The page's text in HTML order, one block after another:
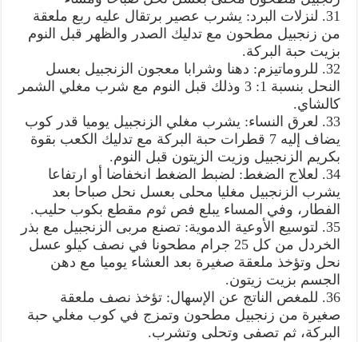
31. لنزلات البرد: يشرب عصير برتقال عليه ربع ملعقة
من زنجبيل مطحون مع تدليك الصدر والظهر قبل النوم
بزيت حبة البركة.
32. للروماتيزم: دهنا وشرابا معجون الزنجبيل بعسل
النحل بنسبة 1: 3 وذلك قبل النوم مع شرب مغلي الشمر
كالشاي.
33. لعرق النساء: يشرب مغلي الزنجبيل يوميا قدر كوب
يضاف إليه 7 قطرات حبة البركة مع تدليك الكعب بقوة
بكريم الزنجبيل وزيت الزيتون قبل النوم.
34. لعلاج الضغط: لضبط الضغط انخفاضا أو ارتفاعا
يشرب الزنجبيل مغليا محلى بعسل نحل صباحا بعد
الفطار، وفي المساء يبلع فص ثوم مقطع بكوب حليب.
35. لتوسيع الأوعية الدموية: تصنع مربى الزنجبيل مع بذر
الخردل من كل 25 جرام مطحونا في نصف كيلو عسل
نحل وتؤخذ ملعقة صغيرة بعد العشاء يوميا مع دهن
الجسم بزيت زيتون.
36. للمغص الناتج عن الإسهال: تؤخذ نصف ملعقة
صغيرة من زنجبيل مطحون وتمزج في كوب مغلي حبة
البركة، ثم تصفى وتحلى وتشرب.